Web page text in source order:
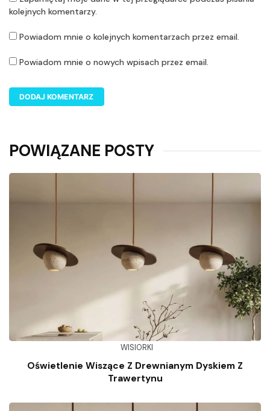
kolejnych komentarzy.
Powiadom mnie o kolejnych komentarzach przez email.
Powiadom mnie o nowych wpisach przez email.
POWIĄZANE POSTY
WISIORKI
Oświetlenie Wiszące Z Drewnianym Dyskiem Z
Trawertynu